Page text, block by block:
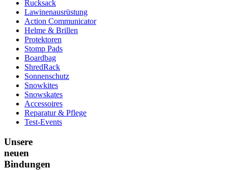
Rucksack
Lawinenausrüstung
Action Communicator
Helme & Brillen
Protektoren
Stomp Pads
Boardbag
ShredRack
Sonnenschutz
Snowkites
Snowskates
Accessoires
Reparatur & Pflege
Test-Events
Unsere
neuen
Bindungen